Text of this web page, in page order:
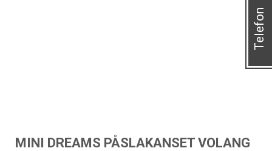
MINI DREAMS PÅSLAKANSET VOLANG
Telefon